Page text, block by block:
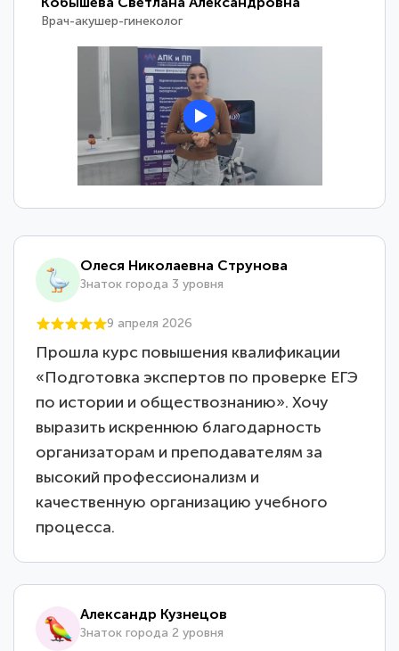
Врач-акушер-гинеколог
Олеся Николаевна Струнова
Знаток города 3 уровня
9 апреля 2026
Прошла курс повышения квалификации
«Подготовка экспертов по проверке ЕГЭ
по истории и обществознанию». Хочу
выразить искреннюю благодарность
организаторам и преподавателям за
высокий профессионализм и
качественную организацию учебного
процесса.
Александр Кузнецов
Знаток города 2 уровня